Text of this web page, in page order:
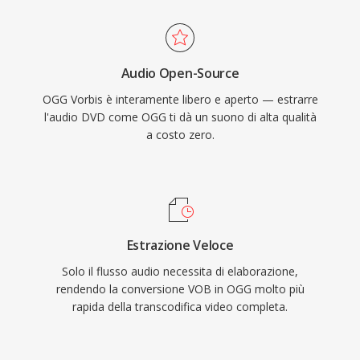
di contenuti DVD esistenti.
proprio per questo motivo. Il formato gestisce
inoltre il degrado qualitativo a bassi bitrate in
modo più elegante rispetto a molti concorrenti,
motivo per cui resta popolare nei videogiochi
dove lo spazio è limitato e migliaia di effetti
Audio Open-Source
OGG Vorbis è interamente libero e aperto — estrarre
l'audio DVD come OGG ti dà un suono di alta qualità
a costo zero.
Estrazione Veloce
Solo il flusso audio necessita di elaborazione,
rendendo la conversione VOB in OGG molto più
rapida della transcodifica video completa.